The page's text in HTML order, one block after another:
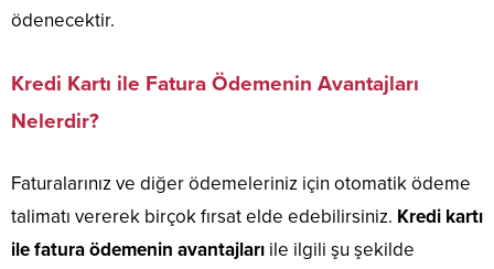
ödenecektir.
Kredi Kartı ile Fatura Ödemenin Avantajları
Nelerdir?
Faturalarınız ve diğer ödemeleriniz için otomatik ödeme
talimatı vererek birçok fırsat elde edebilirsiniz. Kredi kartı
ile fatura ödemenin avantajları ile ilgili şu şekilde